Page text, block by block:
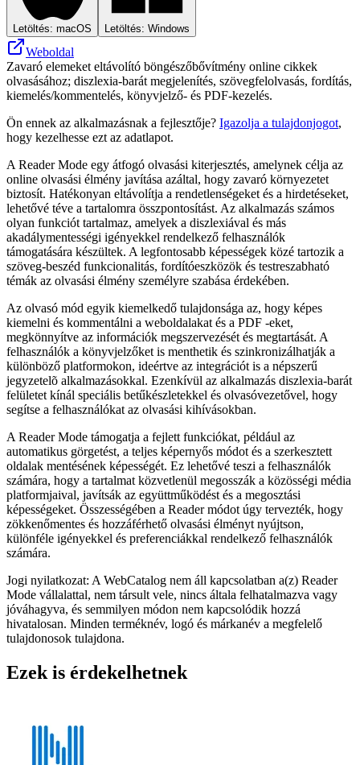
Letöltés: macOS Letöltés: Windows
Weboldal
Zavaró elemeket eltávolító böngészőbővítmény online cikkek
olvasásához; diszlexia-barát megjelenítés, szövegfelolvasás, fordítás,
kiemelés/kommentelés, könyvjelző- és PDF-kezelés.
Ön ennek az alkalmazásnak a fejlesztője? Igazolja a tulajdonjogot,
hogy kezelhesse ezt az adatlapot.
A Reader Mode egy átfogó olvasási kiterjesztés, amelynek célja az
online olvasási élmény javítása azáltal, hogy zavaró környezetet
biztosít. Hatékonyan eltávolítja a rendetlenségeket és a hirdetéseket,
lehetővé téve a tartalomra összpontosítást. Az alkalmazás számos
olyan funkciót tartalmaz, amelyek a diszlexiával és más
akadálymentességi igényekkel rendelkező felhasználók
támogatására készültek. A legfontosabb képességek közé tartozik a
szöveg-beszéd funkcionalitás, fordítóeszközök és testreszabható
témák az olvasási élmény személyre szabása érdekében.
Az olvasó mód egyik kiemelkedő tulajdonsága az, hogy képes
kiemelni és kommentálni a weboldalakat és a PDF -eket,
megkönnyítve az információk megszervezését és megtartását. A
felhasználók a könyvjelzőket is menthetik és szinkronizálhatják a
különböző platformokon, ideértve az integrációt is a népszerű
jegyzetelõ alkalmazásokkal. Ezenkívül az alkalmazás diszlexia-barát
felületet kínál speciális betűkészletekkel és olvasóvezetővel, hogy
segítse a felhasználókat az olvasási kihívásokban.
A Reader Mode támogatja a fejlett funkciókat, például az
automatikus görgetést, a teljes képernyős módot és a szerkesztett
oldalak mentésének képességét. Ez lehetővé teszi a felhasználók
számára, hogy a tartalmat közvetlenül megosszák a közösségi média
platformjaival, javítsák az együttműködést és a megosztási
képességeket. Összességében a Reader módot úgy tervezték, hogy
zökkenőmentes és hozzáférhető olvasási élményt nyújtson,
különféle igényekkel és preferenciákkal rendelkező felhasználók
számára.
Jogi nyilatkozat: A WebCatalog nem áll kapcsolatban a(z) Reader
Mode vállalattal, nem társult vele, nincs általa felhatalmazva vagy
jóváhagyva, és semmilyen módon nem kapcsolódik hozzá
hivatalosan. Minden terméknév, logó és márkanév a megfelelő
tulajdonosok tulajdona.
Ezek is érdekelhetnek